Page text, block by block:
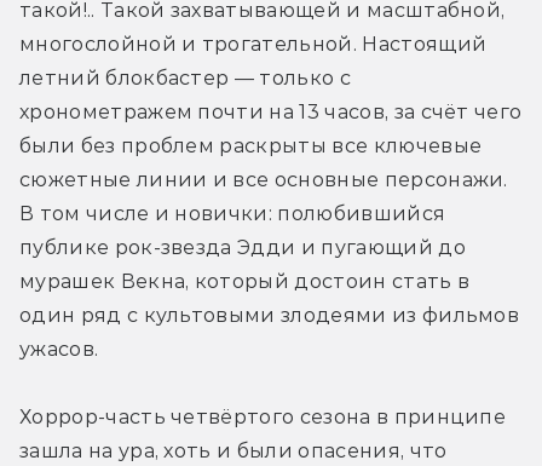
такой!.. Такой захватывающей и масштабной,
многослойной и трогательной. Настоящий
летний блокбастер — только с
хронометражем почти на 13 часов, за счёт чего
были без проблем раскрыты все ключевые
сюжетные линии и все основные персонажи.
В том числе и новички: полюбившийся
публике рок-звезда Эдди и пугающий до
мурашек Векна, который достоин стать в
один ряд с культовыми злодеями из фильмов
ужасов.
Хоррор-часть четвёртого сезона в принципе
зашла на ура, хоть и были опасения, что